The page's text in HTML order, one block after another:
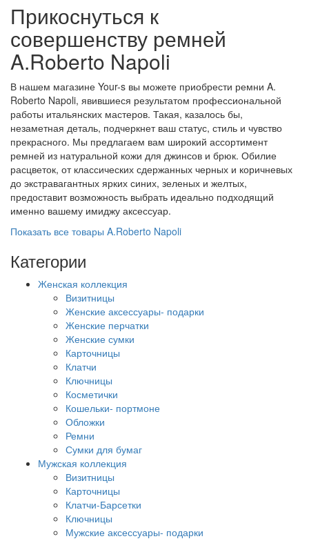
Прикоснуться к
совершенству ремней
A.Roberto Napoli
В нашем магазине Your-s вы можете приобрести ремни A.
Roberto Napoli, явившиеся результатом профессиональной
работы итальянских мастеров. Такая, казалось бы,
незаметная деталь, подчеркнет ваш статус, стиль и чувство
прекрасного. Мы предлагаем вам широкий ассортимент
ремней из натуральной кожи для джинсов и брюк. Обилие
расцветок, от классических сдержанных черных и коричневых
до экстравагантных ярких синих, зеленых и желтых,
предоставит возможность выбрать идеально подходящий
именно вашему имиджу аксессуар.
Показать все товары A.Roberto Napoli
Категории
Женская коллекция
Визитницы
Женские аксессуары- подарки
Женские перчатки
Женские сумки
Карточницы
Клатчи
Ключницы
Косметички
Кошельки- портмоне
Обложки
Ремни
Сумки для бумаг
Мужская коллекция
Визитницы
Карточницы
Клатчи-Барсетки
Ключницы
Мужские аксессуары- подарки